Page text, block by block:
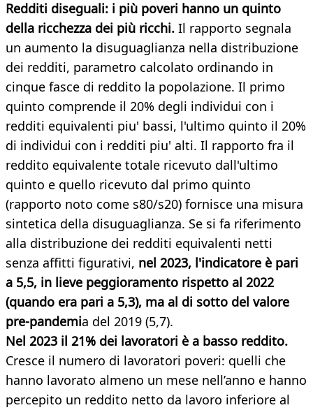
Redditi diseguali: i più poveri hanno un quinto
della ricchezza dei più ricchi. Il rapporto segnala
un aumento la disuguaglianza nella distribuzione
dei redditi, parametro calcolato ordinando in
cinque fasce di reddito la popolazione. Il primo
quinto comprende il 20% degli individui con i
redditi equivalenti piu' bassi, l'ultimo quinto il 20%
di individui con i redditi piu' alti. Il rapporto fra il
reddito equivalente totale ricevuto dall'ultimo
quinto e quello ricevuto dal primo quinto
(rapporto noto come s80/s20) fornisce una misura
sintetica della disuguaglianza. Se si fa riferimento
alla distribuzione dei redditi equivalenti netti
senza affitti figurativi, nel 2023, l'indicatore è pari
a 5,5, in lieve peggioramento rispetto al 2022
(quando era pari a 5,3), ma al di sotto del valore
pre-pandemia del 2019 (5,7).
Nel 2023 il 21% dei lavoratori è a basso reddito.
Cresce il numero di lavoratori poveri: quelli che
hanno lavorato almeno un mese nell’anno e hanno
percepito un reddito netto da lavoro inferiore al